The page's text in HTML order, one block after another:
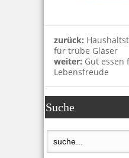
zurück:
für trübe Gläser
weiter: Gut essen
Lebensfreude
Suche